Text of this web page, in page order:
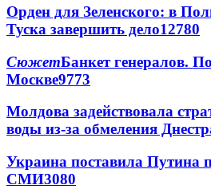
Орден для Зеленского: в
Туска завершить дело12780
СюжетБанкет генералов.
Москве9773
Молдова задействовала
воды из-за обмеления
Украина поставила Путина
СМИ3080